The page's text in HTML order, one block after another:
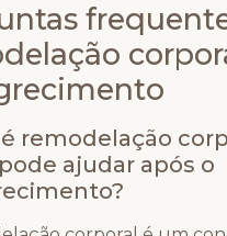
remodelação
ajudar após o